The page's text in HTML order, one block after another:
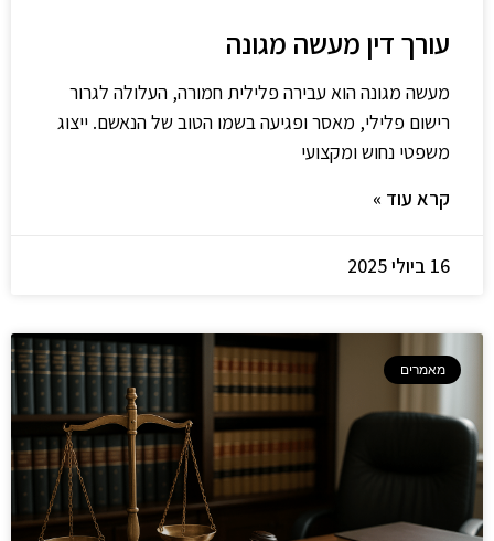
עורך דין מעשה מגונה
מעשה מגונה הוא עבירה פלילית חמורה, העלולה לגרור
רישום פלילי, מאסר ופגיעה בשמו הטוב של הנאשם. ייצוג
משפטי נחוש ומקצועי
קרא עוד »
16 ביולי 2025
מאמרים